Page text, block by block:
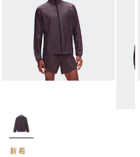
新着